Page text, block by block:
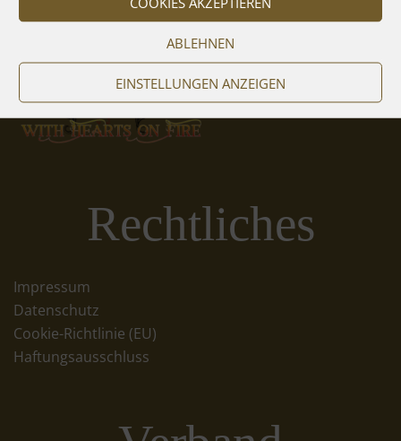
ABLEHNEN
EINSTELLUNGEN ANZEIGEN
Rechtliches
Impressum
Datenschutz
Cookie-Richtlinie (EU)
Haftungsausschluss